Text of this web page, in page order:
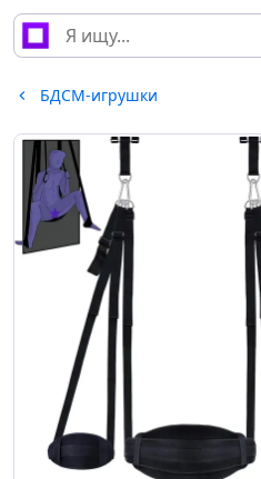
БДСМ-игрушки